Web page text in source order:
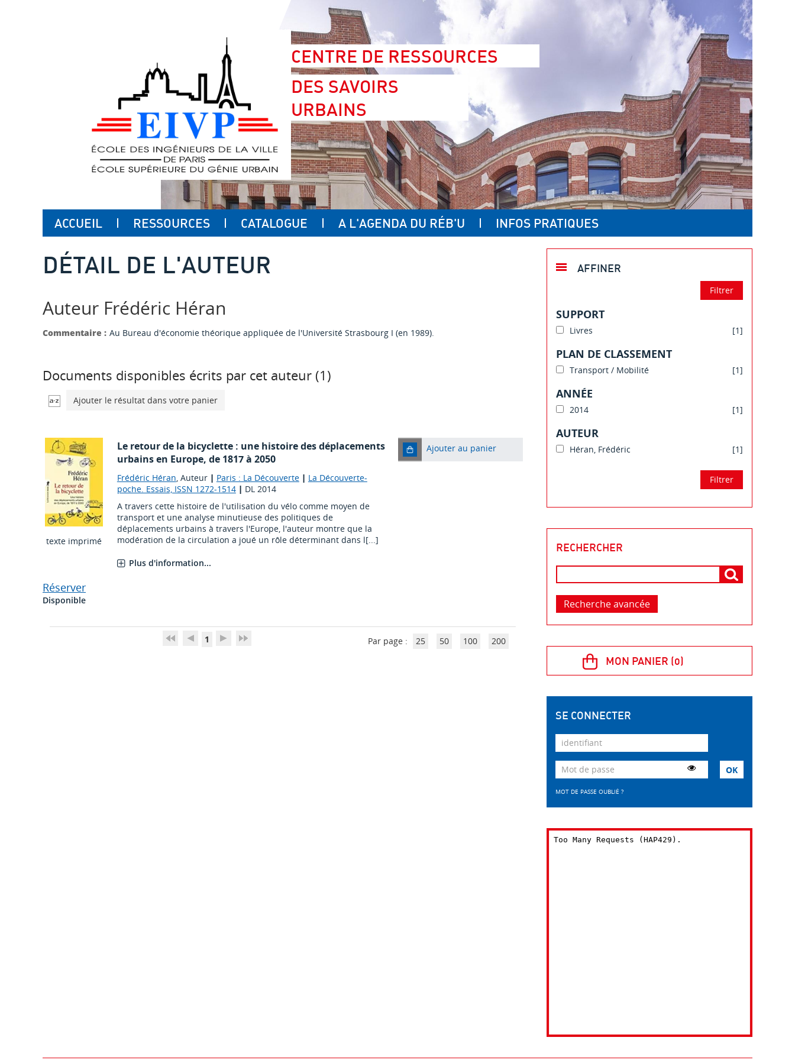
CENTRE DE RESSOURCES
DES SAVOIRS
URBAINS
ACCUEIL RESSOURCES CATALOGUE A L'AGENDA DU RÉB'U INFOS PRATIQUES
DÉTAIL DE L'AUTEUR
Auteur Frédéric Héran
Commentaire : Au Bureau d'économie théorique appliquée de l'Université Strasbourg I (en 1989).
Documents disponibles écrits par cet auteur (1 )
Ajouter le résultat dans votre panier
texte imprimé
Le retour de la bicyclette : une histoire des déplacements
urbains en Europe, de 1817 à 2050
Frédéric Héran, Auteur | Paris : La Découverte| La Découverte-
poche. Essais, ISSN 1272-1514| DL 2014
A travers cette histoire de l'utilisation du vélo comme moyen de
transport et une analyse minutieuse des politiques de
déplacements urbains à travers l'Europe, l'auteur montre que la
modération de la circulation a joué un rôle déterminant dans l[...]
Plus d'information...
Ajouter au panier
Réserver
Disponible
1 Par page : 25 50 100 200
AFFINER
SUPPORT
Livres [1]
PLAN DE CLASSEMENT
Transport / Mobilité [1]
ANNÉE
2014 [1]
AUTEUR
Héran, Frédéric [1]
RECHERCHER
Recherche avancée
SE CONNECTER
MOT DE PASSE OUBLIÉ ?